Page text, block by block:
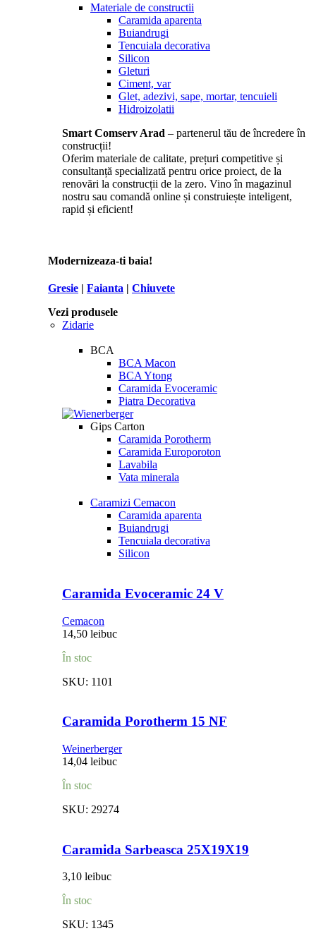
Materiale de constructii
Caramida aparenta
Buiandrugi
Tencuiala decorativa
Silicon
Gleturi
Ciment, var
Glet, adezivi, sape, mortar, tencuieli
Hidroizolatii
Smart Comserv Arad – partenerul tău de încredere în
construcții!
Oferim materiale de calitate, prețuri competitive și
consultanță specializată pentru orice proiect, de la
renovări la construcții de la zero. Vino în magazinul
nostru sau comandă online și construiește inteligent,
rapid și eficient!
Modernizeaza-ti baia!
Gresie | Faianta | Chiuvete
Vezi produsele
Zidarie
BCA
BCA Macon
BCA Ytong
Caramida Evoceramic
Piatra Decorativa
Gips Carton
Caramida Porotherm
Caramida Europoroton
Lavabila
Vata minerala
Caramizi Cemacon
Caramida aparenta
Buiandrugi
Tencuiala decorativa
Silicon
Caramida Evoceramic 24 V
Cemacon
14,50 leibuc
În stoc
SKU: 1101
Caramida Porotherm 15 NF
Weinerberger
14,04 leibuc
În stoc
SKU: 29274
Caramida Sarbeasca 25X19X19
3,10 leibuc
În stoc
SKU: 1345